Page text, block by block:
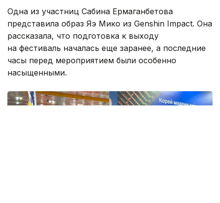
Одна из участниц Сабина Ермаганбетова
представила образ Яэ Мико из Genshin Impact. Она
рассказала, что подготовка к выходу
на фестиваль началась еще заранее, а последние
часы перед мероприятием были особенно
насыщенными.